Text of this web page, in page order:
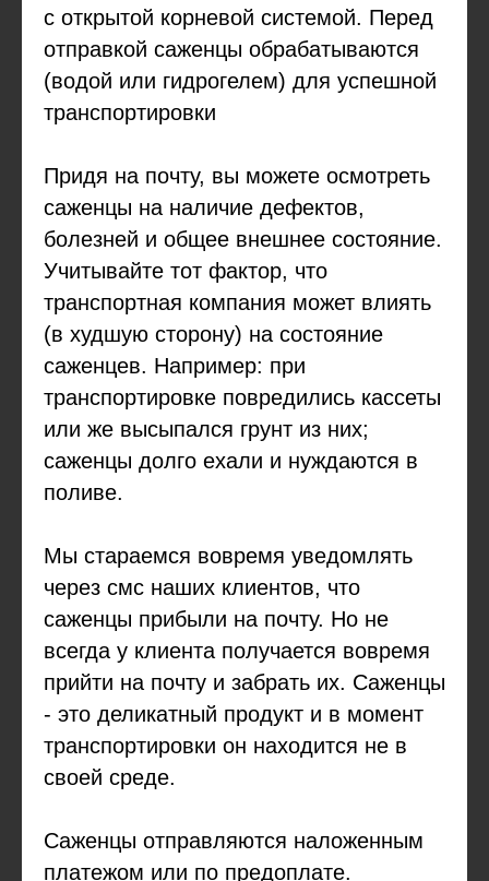
с открытой корневой системой. Перед
отправкой саженцы обрабатываются
(водой или гидрогелем) для успешной
транспортировки
Придя на почту, вы можете осмотреть
саженцы на наличие дефектов,
болезней и общее внешнее состояние.
Учитывайте тот фактор, что
транспортная компания может влиять
(в худшую сторону) на состояние
саженцев. Например: при
транспортировке повредились кассеты
или же высыпался грунт из них;
саженцы долго ехали и нуждаются в
поливе.
Мы стараемся вовремя уведомлять
через смс наших клиентов, что
саженцы прибыли на почту. Но не
всегда у клиента получается вовремя
прийти на почту и забрать их. Саженцы
- это деликатный продукт и в момент
транспортировки он находится не в
своей среде.
Саженцы отправляются наложенным
платежом или по предоплате.